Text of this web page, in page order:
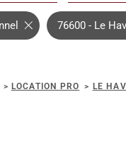
76600 - Le
LOCATION PRO LE